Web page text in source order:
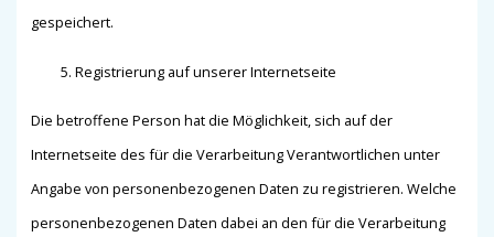
gespeichert.
Registrierung auf unserer Internetseite
Die betroffene Person hat die Möglichkeit, sich auf der
Internetseite des für die Verarbeitung Verantwortlichen unter
Angabe von personenbezogenen Daten zu registrieren. Welche
personenbezogenen Daten dabei an den für die Verarbeitung